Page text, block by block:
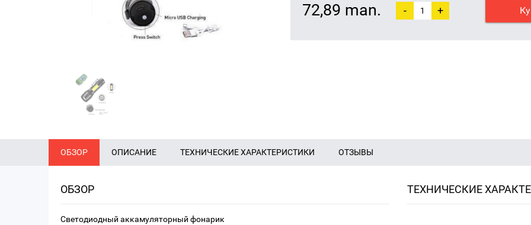
72,89 man. - +
ОБЗОР ОПИСАНИЕ ТЕХНИЧЕСКИЕ ХАРАКТЕРИСТИКИ ОТЗЫВЫ
ОБЗОР
Светодиодный аккамуляторный фонарик
ТЕХНИЧЕСКИЕ